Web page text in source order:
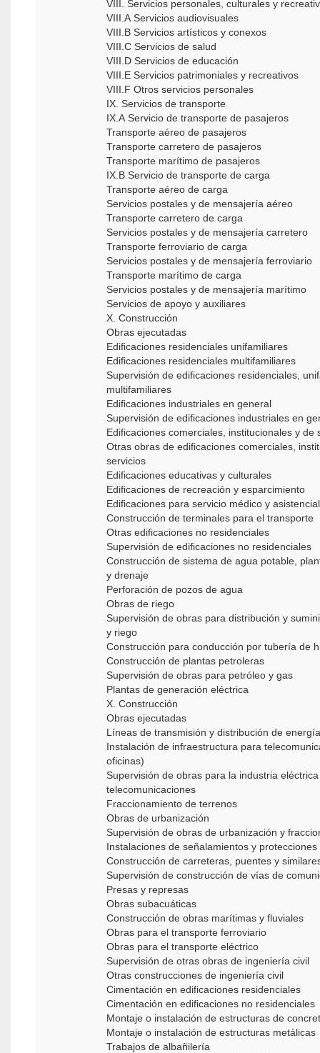
VIII. Servicios personales, culturales y
VIII.A Servicios audiovisuales
VIII.B Servicios artísticos y conexos
VIII.C Servicios de salud
VIII.D Servicios de educación
VIII.E Servicios patrimoniales y recreativos
VIII.F Otros servicios personales
IX. Servicios de transporte
IX.A Servicio de transporte de pasajeros
Transporte aéreo de pasajeros
Transporte carretero de pasajeros
Transporte marítimo de pasajeros
IX.B Servicio de transporte de carga
Transporte aéreo de carga
Servicios postales y de mensajería aéreo
Transporte carretero de carga
Servicios postales y de mensajería carretero
Transporte ferroviario de carga
Servicios postales y de mensajería ferroviario
Transporte marítimo de carga
Servicios postales y de mensajería marítimo
Servicios de apoyo y auxiliares
X. Construcción
Obras ejecutadas
Edificaciones residenciales unifamiliares
Edificaciones residenciales multifamiliares
Supervisión de edificaciones residenciales,
multifamiliares
Edificaciones industriales en general
Supervisión de edificaciones industriales en
Edificaciones comerciales, institucionales y de
Otras obras de edificaciones comerciales,
servicios
Edificaciones educativas y culturales
Edificaciones de recreación y esparcimiento
Edificaciones para servicio médico y
Construcción de terminales para el transporte
Otras edificaciones no residenciales
Supervisión de edificaciones no residenciales
Construcción de sistema de agua potable,
y drenaje
Perforación de pozos de agua
Obras de riego
Supervisión de obras para distribución y
y riego
Construcción para conducción por tubería de
Construcción de plantas petroleras
Supervisión de obras para petróleo y gas
Plantas de generación eléctrica
X. Construcción
Obras ejecutadas
Líneas de transmisión y distribución de
Instalación de infraestructura para
oficinas)
Supervisión de obras para la industria
telecomunicaciones
Fraccionamiento de terrenos
Obras de urbanización
Supervisión de obras de urbanización y
Instalaciones de señalamientos y protecciones
Construcción de carreteras, puentes y
Supervisión de construcción de vías de
Presas y represas
Obras subacuáticas
Construcción de obras marítimas y fluviales
Obras para el transporte ferroviario
Obras para el transporte eléctrico
Supervisión de otras obras de ingeniería civil
Otras construcciones de ingeniería civil
Cimentación en edificaciones residenciales
Cimentación en edificaciones no residenciales
Montaje o instalación de estructuras de
Montaje o instalación de estructuras metálicas
Trabajos de albañilería